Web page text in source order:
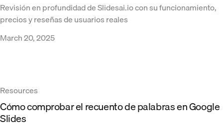
Revisión en profundidad de Slidesai.io con su funcionamiento,
precios y reseñas de usuarios reales
March 20, 2025
Resources
Cómo comprobar el recuento de palabras en Google
Slides